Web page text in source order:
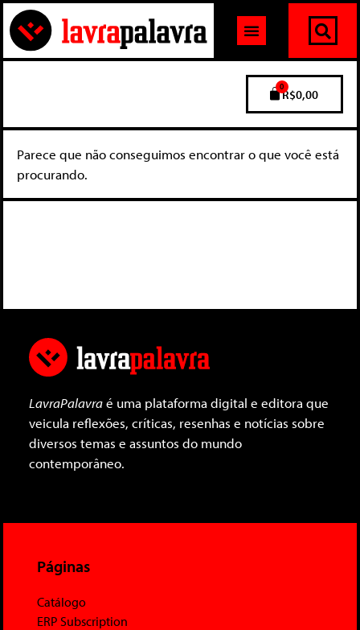
R$0,00
0
Parece que não conseguimos encontrar o que você está
procurando.
LavraPalavraé uma plataforma digital e editora que
veicula reflexões, críticas, resenhas e notícias sobre
diversos temas e assuntos do mundo
contemporâneo.
Páginas
Catálogo
ERP Subscription